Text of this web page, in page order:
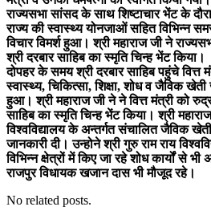
राज्यसभा सांसद के साथ शिष्टाचार भेंट के
राज्य की स्वास्थ्य योनजाओं सहित विभिन्न
विचार विमर्श हुआ। श्री महाराज जी ने
श्री दरबार साहिब का स्मृति चिन्ह भेंट किया।
दोपहर के समय श्री दरबार साहिब पहुंचे वित्त
स्वास्थ्य, चिकित्सा, शिक्षा, शोध व जैविक खेती
हुआ। श्री महाराज जी ने ने वित्त मंत्री को
साहिब का स्मृति चिन्ह भेंट किया। श्री
विश्वविद्यालय के अन्तर्गत संचालित जैविक
जानकारी दी। उन्होने श्री गुरु राम राय
विभिन्न क्षेत्रों में किए जा रहे शोध कार्यों से
राजपुर विधायक खजान दास भी मौजूद रहे।
No related posts.